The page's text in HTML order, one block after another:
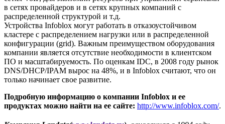
в сетях провайдеров и в сетях крупных компаний с
распределенной структурой и т.д.
Устройства Infoblox могут работать в отказоустойчивом
кластере с распределением нагрузки или в распределенной
конфигурации (grid). Важным преимуществом оборудования
компании является отсутствие необходимости в клиентском
ПО и масштабируемость. По оценкам IDC, в 2008 году рынок
DNS/DHCP/IPAM вырос на 48%, и в Infoblox считают, что он
только начинает свое развитие.
Подробную информацию о компании Infoblox и ее
продуктах можно найти на ее сайте: http://www.infoblox.com/.